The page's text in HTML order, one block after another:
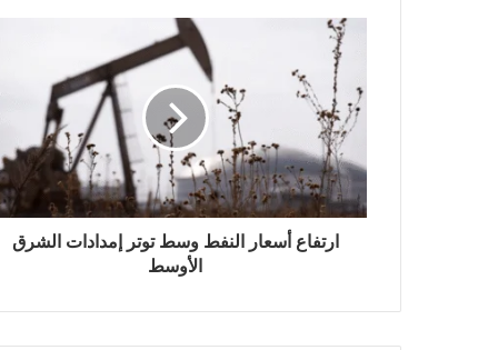
ارتفاع أسعار النفط وسط توتر إمدادات الشرق
الأوسط